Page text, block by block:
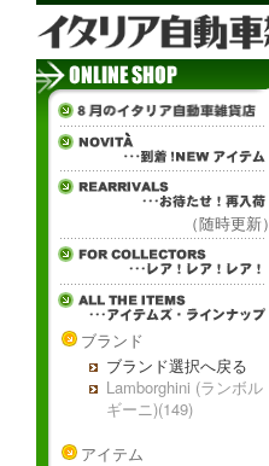
（随時更新）
ブランド
ブランド選択へ戻る
Lamborghini (ランボル
ギーニ)(149)
アイテム